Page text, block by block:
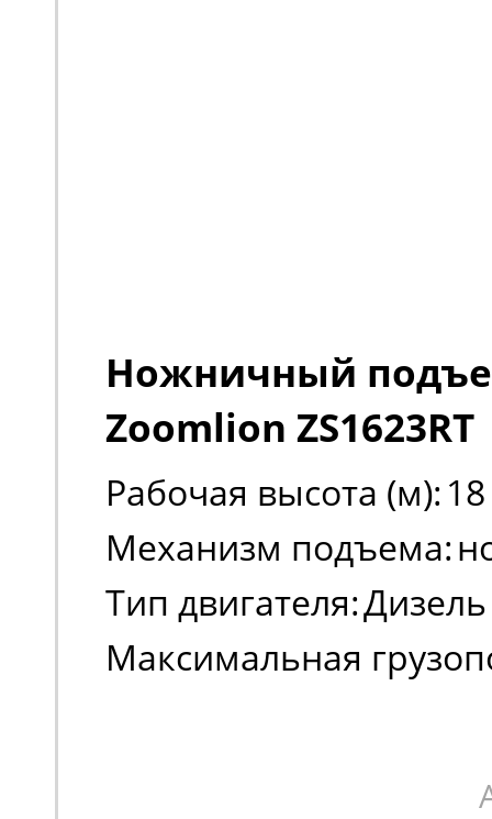
Ножничный
Zoomlion ZS1623RT
Рабочая высота (м): 18
Механизм подъема:
Тип двигателя:Дизель
Максимальная